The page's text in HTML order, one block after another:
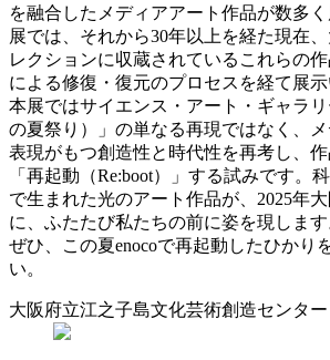
を融合したメディアアート作品が数多
展では、それから30年以上を経た現在
レクションに収蔵されているこれらの
による修復・復元のプロセスを経て展示
本展ではサイエンス・アート・ギャラ
の夏祭り）」の単なる再現ではなく、
表現がもつ創造性と時代性を再考し、
「再起動（Re:boot）」する試みです。
で生まれた光のアート作品が、2025年
に、ふたたび私たちの前に姿を現します
ぜひ、この夏enocoで再起動したひかり
い。
大阪府立江之子島文化芸術創造センター